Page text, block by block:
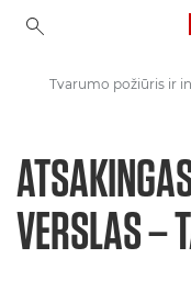
Tvarumo požiūris ir
VERSLAS –